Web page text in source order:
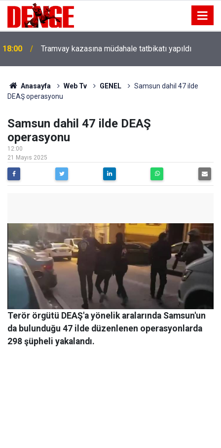
18:00 Tramvay kazasına müdahale tatbikatı yapıldı
Anasayfa Web Tv GENEL
Samsun dahil 47 ilde
DEAŞ operasyonu
Samsun dahil 47 ilde DEAŞ
operasyonu
12:00
21 Mayıs 2025
Terör örgütü DEAŞ'a yönelik aralarında Samsun'un
da bulunduğu 47 ilde düzenlenen operasyonlarda
298 şüpheli yakalandı.